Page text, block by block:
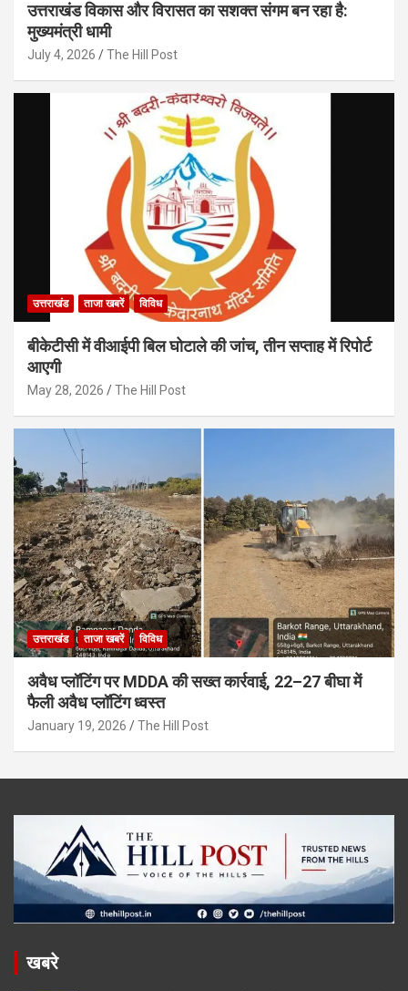
उत्तराखंड विकास और विरासत का सशक्त संगम बन रहा है:
मुख्यमंत्री धामी
July 4, 2026 The Hill Post
उत्तराखंड ताजा खबरें विविध
बीकेटीसी में वीआईपी बिल घोटाले की जांच, तीन सप्ताह में रिपोर्ट
आएगी
May 28, 2026 The Hill Post
उत्तराखंड ताजा खबरें विविध
अवैध प्लॉटिंग पर MDDA की सख्त कार्रवाई, 22–27 बीघा में
फैली अवैध प्लॉटिंग ध्वस्त
January 19, 2026 The Hill Post
खबरे